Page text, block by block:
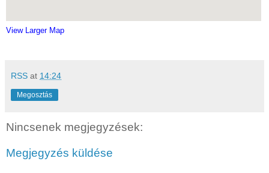
View Larger Map
RSS at 14:24
Megosztás
Nincsenek megjegyzések:
Megjegyzés küldése